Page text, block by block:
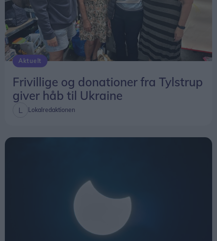
vurdere, om de nye regler har haft betydning for
afgangstiderne.
Aktuelt
Frivillige og donationer fra Tylstrup
giver håb til Ukraine
Lokalredaktionen